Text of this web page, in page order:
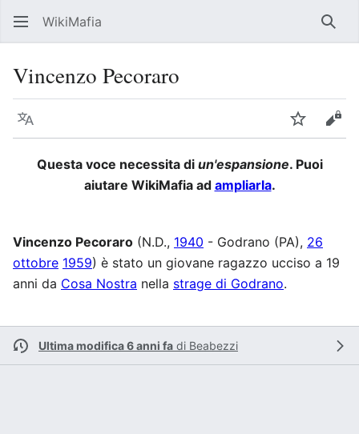
WikiMafia
Vincenzo Pecoraro
Lingua Segui
Questa voce necessita di un'espansione. Puoi
aiutare WikiMafia ad ampliarla.
Vincenzo Pecoraro (N.D., 1940 - Godrano (PA), 26
ottobre 1959) è stato un giovane ragazzo ucciso a 19
anni da Cosa Nostra nella strage di Godrano.
Ultima modifica 6 anni fa di Beabezzi